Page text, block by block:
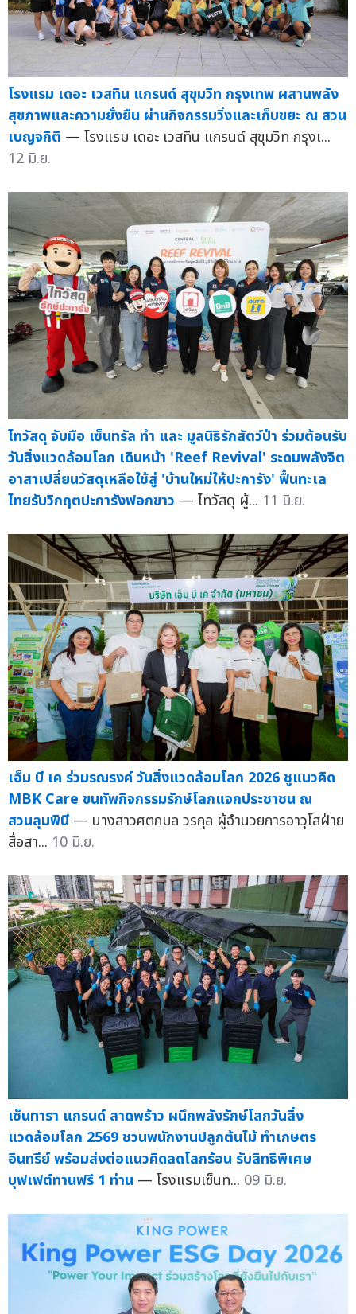
โรงแรม เดอะ เวสทิน แกรนด์ สุขุมวิท กรุงเทพ ผสานพลัง
สุขภาพและความยั่งยืน ผ่านกิจกรรมวิ่งและเก็บขยะ ณ สวน
เบญจกิติ — โรงแรม เดอะ เวสทิน แกรนด์ สุขุมวิท กรุงเ...
12 มิ.ย.
ไทวัสดุ จับมือ เซ็นทรัล ทำ และ มูลนิธิรักสัตว์ป่า ร่วมต้อนรับ
วันสิ่งแวดล้อมโลก เดินหน้า 'Reef Revival' ระดมพลังจิต
อาสาเปลี่ยนวัสดุเหลือใช้สู่ 'บ้านใหม่ให้ปะการัง' ฟื้นทะเล
ไทยรับวิกฤตปะการังฟอกขาว — ไทวัสดุ ผู้... 11 มิ.ย.
เอ็ม บี เค ร่วมรณรงค์ วันสิ่งแวดล้อมโลก 2026 ชูแนวคิด
MBK Care ขนทัพกิจกรรมรักษ์โลกแจกประชาชน ณ
สวนลุมพินี — นางสาวศตกมล วรกุล ผู้อำนวยการอาวุโสฝ่าย
สื่อสา... 10 มิ.ย.
เซ็นทารา แกรนด์ ลาดพร้าว ผนึกพลังรักษ์โลกวันสิ่ง
แวดล้อมโลก 2569 ชวนพนักงานปลูกต้นไม้ ทำเกษตร
อินทรีย์ พร้อมส่งต่อแนวคิดลดโลกร้อน รับสิทธิพิเศษ
บุฟเฟต์ทานฟรี 1 ท่าน — โรงแรมเซ็นท... 09 มิ.ย.